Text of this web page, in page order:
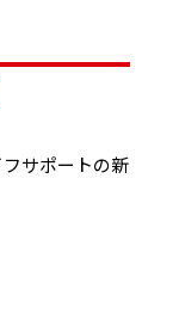
サポートの新